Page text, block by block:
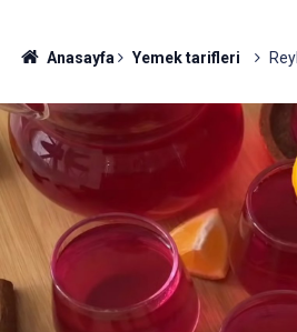
Anasayfa Yemek tarifleri